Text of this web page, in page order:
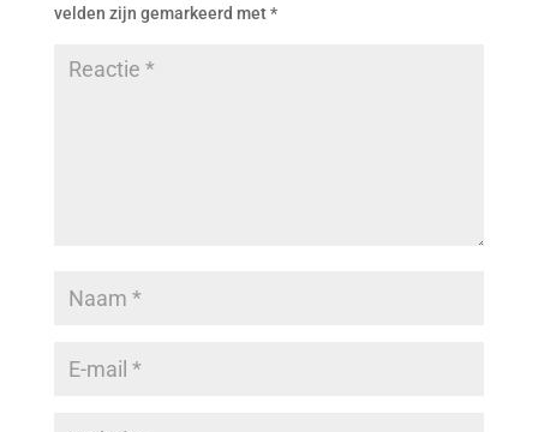
velden zijn gemarkeerd met*